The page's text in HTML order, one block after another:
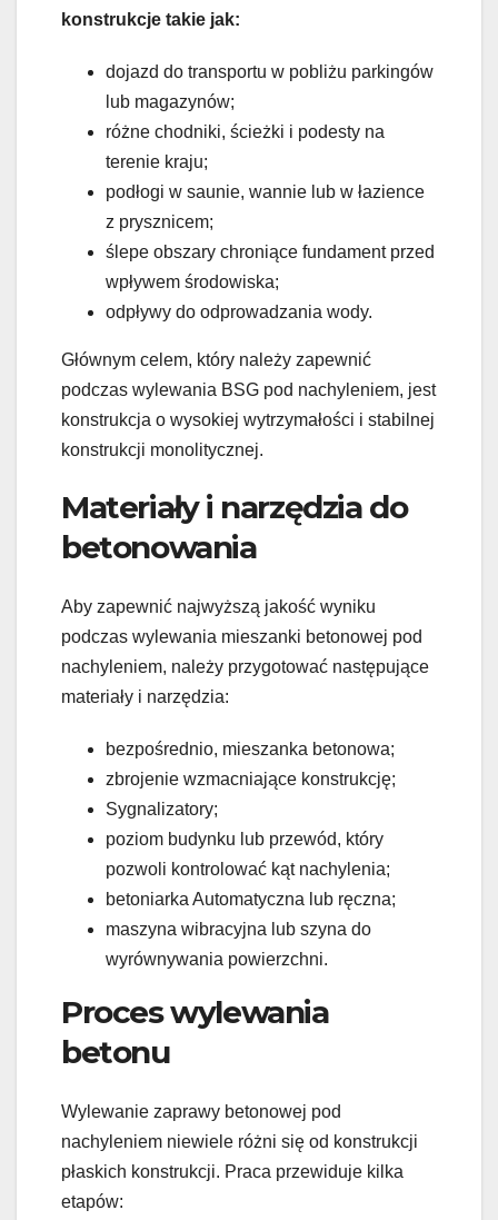
konstrukcje takie jak:
dojazd do transportu w pobliżu parkingów
lub magazynów;
różne chodniki, ścieżki i podesty na
terenie kraju;
podłogi w saunie, wannie lub w łazience
z prysznicem;
ślepe obszary chroniące fundament przed
wpływem środowiska;
odpływy do odprowadzania wody.
Głównym celem, który należy zapewnić
podczas wylewania BSG pod nachyleniem, jest
konstrukcja o wysokiej wytrzymałości i stabilnej
konstrukcji monolitycznej.
Materiały i narzędzia do
betonowania
Aby zapewnić najwyższą jakość wyniku
podczas wylewania mieszanki betonowej pod
nachyleniem, należy przygotować następujące
materiały i narzędzia:
bezpośrednio, mieszanka betonowa;
zbrojenie wzmacniające konstrukcję;
Sygnalizatory;
poziom budynku lub przewód, który
pozwoli kontrolować kąt nachylenia;
betoniarka Automatyczna lub ręczna;
maszyna wibracyjna lub szyna do
wyrównywania powierzchni.
Proces wylewania
betonu
Wylewanie zaprawy betonowej pod
nachyleniem niewiele różni się od konstrukcji
płaskich konstrukcji. Praca przewiduje kilka
etapów: